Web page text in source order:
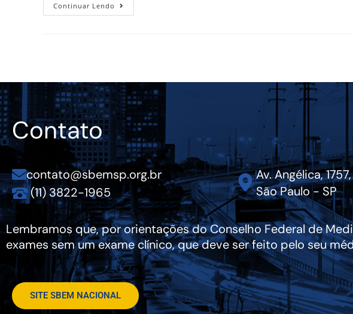
Continuar Lendo
Contato
contato@sbemsp.org.br
(11) 3822-1965
Av. Angélica,
São Paulo - SP
Lembramos que, por orientações do Conselho Federal de
exames sem um exame clínico, que deve ser feito pelo seu
SITE SBEM NACIONAL